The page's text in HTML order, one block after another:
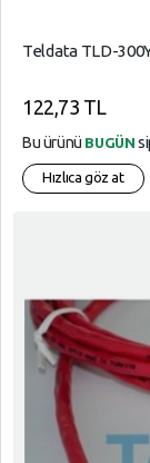
Teldata TLD-
122,73 TL
Bu ürünü BUGÜN
Hızlıca göz at